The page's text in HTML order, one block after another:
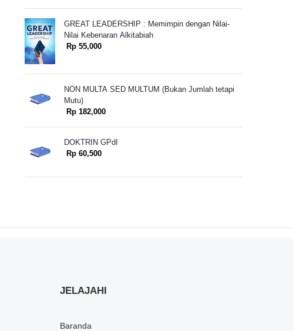
GREAT LEADERSHIP : Memimpin dengan Nilai-
Nilai Kebenaran Alkitabiah
Rp 55,000
NON MULTA SED MULTUM (Bukan Jumlah tetapi
Mutu)
Rp 182,000
DOKTRIN GPdI
Rp 60,500
JELAJAHI
Baranda